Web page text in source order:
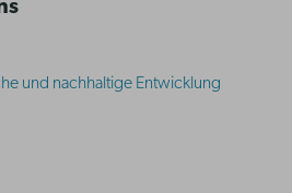
und nachhaltige Entwicklung